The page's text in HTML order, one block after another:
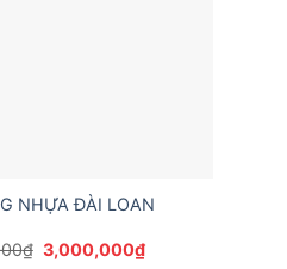
NHỰA ĐÀI LOAN
₫ Giá
gốc
3,000,000₫Giá